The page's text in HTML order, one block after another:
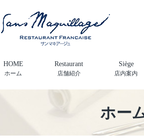
HOME
ホーム
Restaurant
店舗紹介
Siège
店内案内
ホー